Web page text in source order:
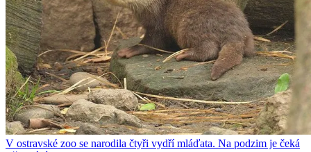
V ostravské zoo se narodila čtyři vydří mláďata. Na podzim je čeká